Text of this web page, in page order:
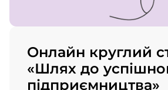
Онлайн круглий
«Шлях до
підприємництва»